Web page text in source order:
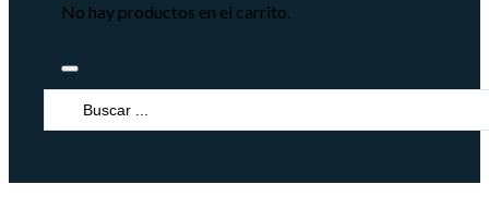
No hay productos en el carrito.
Search
...